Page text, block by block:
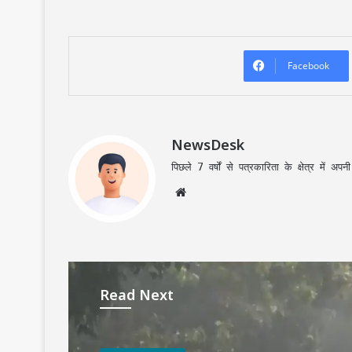
Facebook
NewsDesk
पिछले 7 वर्षों से पत्रकारिता के क्षेत्र में
Read Next